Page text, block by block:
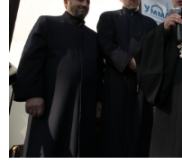
u
4
a
u
4
a
d
s
c
d
s
c
d
s
c
d
s
c
d
s
c